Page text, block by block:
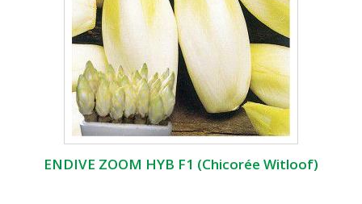
ENDIVE ZOOM HYB F1 (Chicorée Witloof)